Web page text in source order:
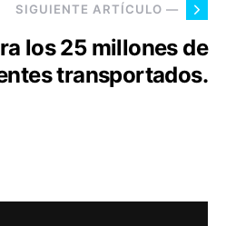
SIGUIENTE ARTÍCULO —
los 25 millones de
transportados.